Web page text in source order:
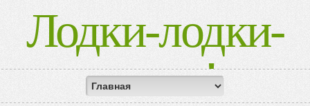
Лодки-лодки-
лодки!